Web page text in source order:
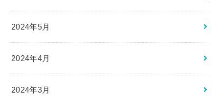
2024年5月
2024年4月
2024年3月